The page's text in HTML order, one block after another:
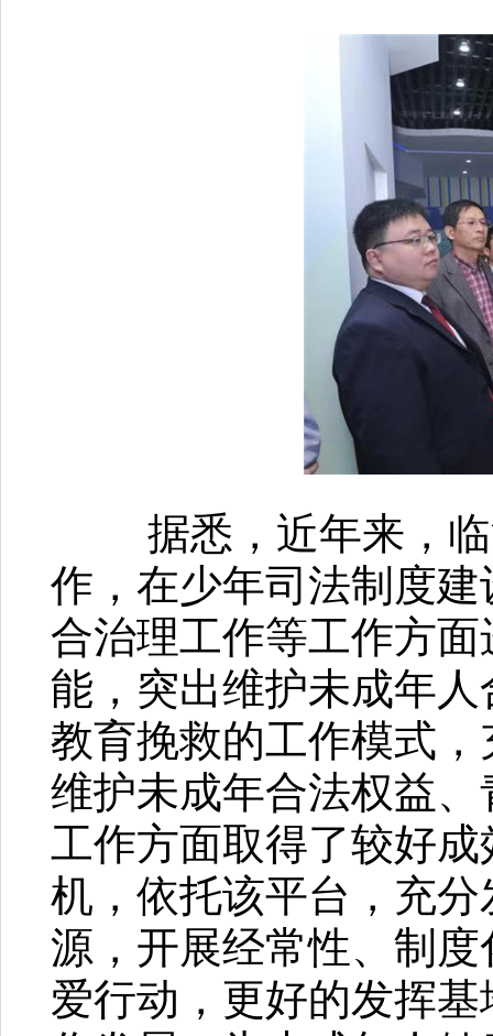
据悉，近年来，
作，在少年司法制度
合治理工作等工作方
能，突出维护未成年
教育挽救的工作模式
维护未成年合法权益
工作方面取得了较好
机，依托该平台，充
源，开展经常性、制
爱行动，更好的发挥